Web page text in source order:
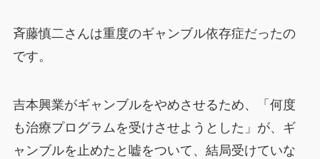
斉藤慎二さんは重度のギャンブル依存症だったの
です。
吉本興業がギャンブルをやめさせるため、「何度
も治療プログラムを受けさせようとした」が、ギ
ャンブルを止めたと嘘をついて、結局受けていな